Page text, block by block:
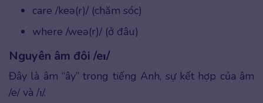
care /keə(r)/ (chăm sóc)
where /weə(r)/ (ở đâu)
Nguyên âm đôi /eɪ/
Đây là âm “ây” trong tiếng Anh, sự kết hợp của âm
/e/ và /ɪ/.